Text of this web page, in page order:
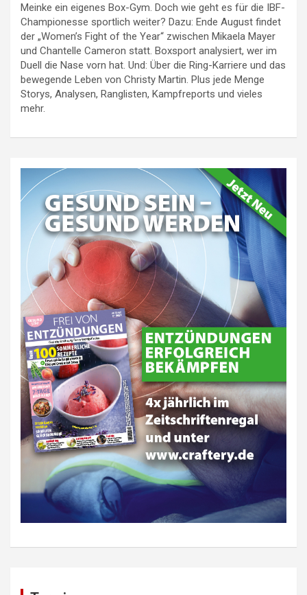
Meinke ein eigenes Box-Gym. Doch wie geht es für die IBF-
Championesse sportlich weiter? Dazu: Ende August findet
der „Women’s Fight of the Year“ zwischen Mikaela Mayer
und Chantelle Cameron statt. Boxsport analysiert, wer im
Duell die Nase vorn hat. Und: Über die Ring-Karriere und das
bewegende Leben von Christy Martin. Plus jede Menge
Storys, Analysen, Ranglisten, Kampfreports und vieles
mehr.